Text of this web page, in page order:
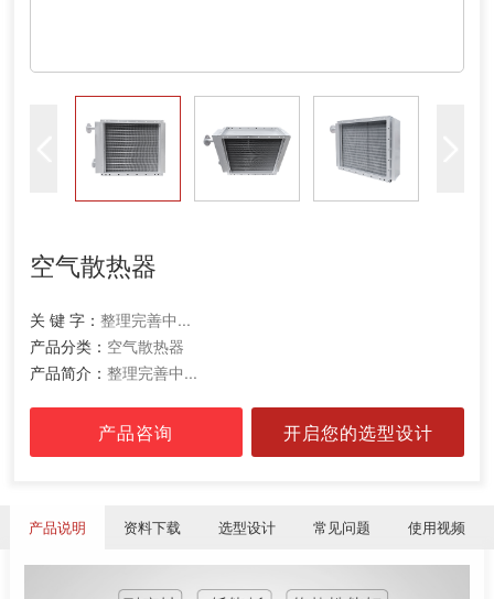
空气散热器
关 键 字： 整理完善中...
产品分类： 空气散热器
产品简介： 整理完善中...
产品咨询 开启您的选型设计
产品说明 资料下载 选型设计 常见问题 使用视频